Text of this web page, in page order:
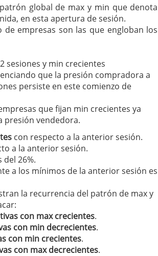
global de max y min que denota
en esta apertura de sesión.
empresas son las que engloban los
sesiones y min crecientes
que la presión compradora a
persiste en este comienzo de
que fijan min crecientes ya
presión vendedora.
con respecto a la anterior sesión.
a la anterior sesión.
del 26%.
a los mínimos de la anterior sesión es
la recurrencia del patrón de max y
con max crecientes.
con min decrecientes.
con min crecientes.
con max decrecientes.